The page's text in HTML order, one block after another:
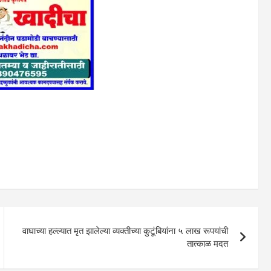
वाघाच्‍या हल्‍ल्‍यात मृत झालेल्‍या व्‍यक्‍तीच्‍या कुटूंबियांना ५ लाख रूपयांची
तात्‍काळ मदत